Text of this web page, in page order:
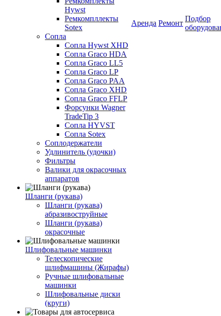
Hywst
Ремкомпллекты
Sotex
Сопла
Сопла Hywst XHD
Сопла Graco HDA
Сопла Graco LL5
Сопла Graco LP
Сопла Graco PAA
Сопла Graco XHD
Сопла Graco FFLP
Форсунки Wagner
TradeTip 3
Сопла HYVST
Сопла Sotex
Соплодержатели
Удлинитель (удочки)
Фильтры
Валики для окрасочных
аппаратов
Шланги (рукава)
Шланги (рукава)
абразивоструйные
Шланги (рукава)
окрасочные
Шлифовальные машинки
Телескопические
шлифмашины (Жирафы)
Ручные шлифовальные
машинки
Шлифовальные диски
(круги)
Аренда Ремонт
Подбор